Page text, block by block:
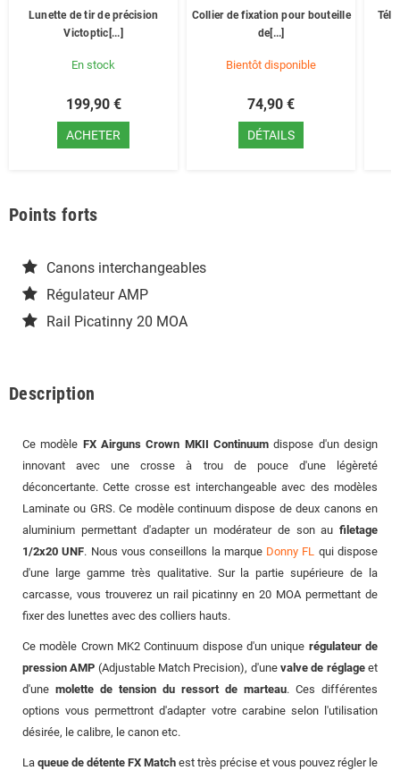
Lunette de tir de précision
Victoptic[...]
En stock
199,90 €
ACHETER
Collier de fixation pour bouteille
de[...]
Bientôt disponible
74,90 €
DÉTAILS
Points forts
Canons interchangeables
Régulateur AMP
Rail Picatinny 20 MOA
Description
Ce modèle FX Airguns Crown MKII Continuumdispose d'un design
innovant avec une crosse à trou de pouce d'une légèreté
déconcertante. Cette crosse est interchangeable avec des modèles
Laminate ou GRS. Ce modèle continuum dispose de deux canons en
aluminium permettant d'adapter un modérateur de son au filetage
1/2x20 UNF. Nous vous conseillons la marque Donny FL qui dispose
d'une large gamme très qualitative. Sur la partie supérieure de la
carcasse, vous trouverez un rail picatinny en 20 MOA permettant de
fixer des lunettes avec des colliers hauts.
Ce modèle Crown MK2 Continuum dispose d'un unique régulateur de
pression AMP (Adjustable Match Precision), d'unevalve de réglageet
d'une molette de tension du ressort de marteau. Ces différentes
options vous permettront d'adapter votre carabine selon l'utilisation
désirée, le calibre, le canon etc.
La queue de détente FX Match est très précise et vous pouvez régler le